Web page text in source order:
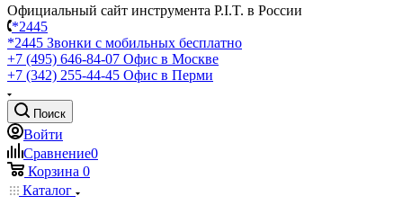
Официальный сайт инструмента P.I.T. в России
*2445
*2445 Звонки с мобильных бесплатно
+7 (495) 646-84-07 Офис в Москве
+7 (342) 255-44-45 Офис в Перми
Поиск
Войти
Сравнение0
Корзина 0
Каталог